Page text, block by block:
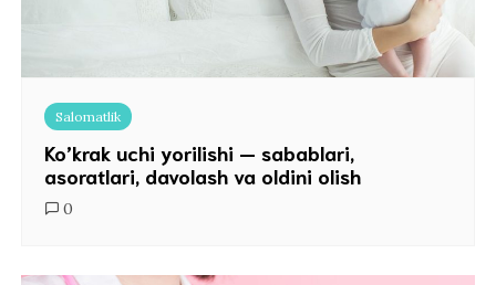
Salomatlik
Ko’krak uchi yorilishi — sabablari,
asoratlari, davolash va oldini olish
0